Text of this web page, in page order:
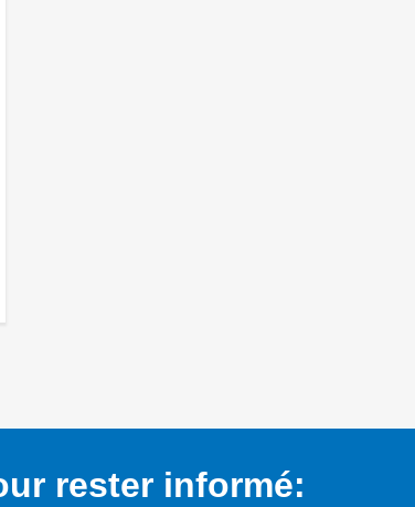
rester informé: